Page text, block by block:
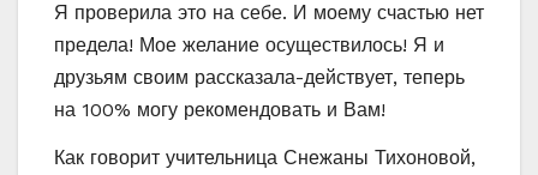
Я проверила это на себе. И моему счастью нет
предела! Мое желание осуществилось! Я и
друзьям своим рассказала-действует, теперь
на 100% могу рекомендовать и Вам!
Как говорит учительница Снежаны Тихоновой,